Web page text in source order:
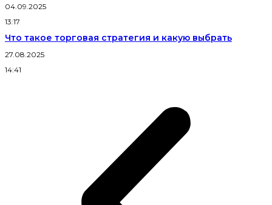
04.09.2025
13:17
Что такое торговая стратегия и какую выбрать
27.08.2025
14:41